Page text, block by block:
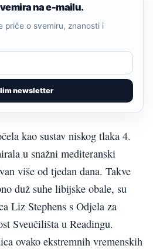
na e-mailu.
newsletter
priče o svemiru, znanosti i
kao sustav niskog tlaka 4.
u snažni mediteranski
više od tjedan dana. Takve
duž suhe libijske obale, su
Liz Stephens s Odjela za
Sveučilišta u Readingu.
ovako ekstremnih vremenskih